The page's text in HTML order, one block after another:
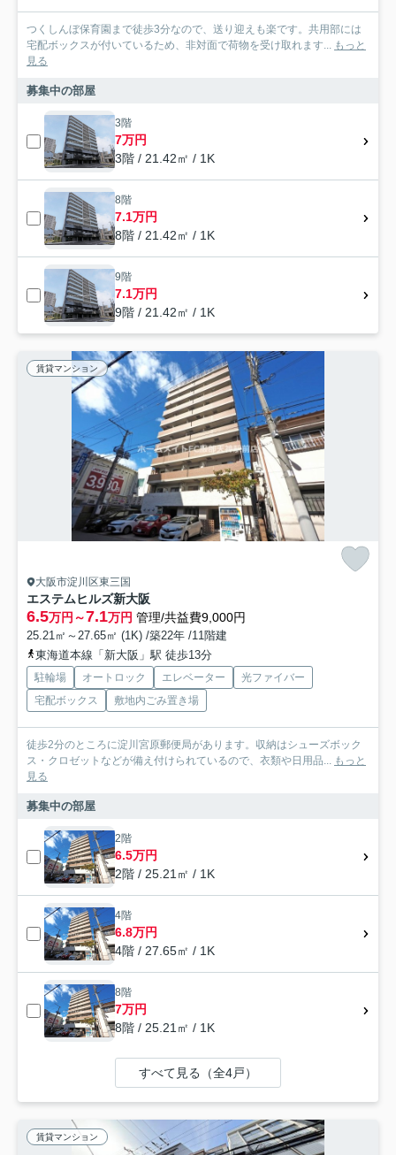
つくしんぼ保育園まで徒歩3分なので、送り迎えも楽です。共用部には
宅配ボックスが付いているため、非対面で荷物を受け取れます... もっと
見る
募集中の部屋
3階
7万円
3階 / 21.42㎡ / 1K
8階
7.1万円
8階 / 21.42㎡ / 1K
9階
7.1万円
9階 / 21.42㎡ / 1K
賃貸マンション
大阪市淀川区東三国
エステムヒルズ新大阪
6.5万円～7.1万円 管理/共益費9,000円
25.21㎡～27.65㎡ (1K) /築22年 /11階建
東海道本線「新大阪」駅 徒歩13分
駐輪場 オートロック エレベーター
光ファイバー
宅配ボックス
敷地内ごみ置き場
徒歩2分のところに淀川宮原郵便局があります。収納はシューズボック
ス・クロゼットなどが備え付けられているので、衣類や日用品... もっと
見る
募集中の部屋
2階
6.5万円
2階 / 25.21㎡ / 1K
4階
6.8万円
4階 / 27.65㎡ / 1K
8階
7万円
8階 / 25.21㎡ / 1K
すべて見る（全4戸）
賃貸マンション